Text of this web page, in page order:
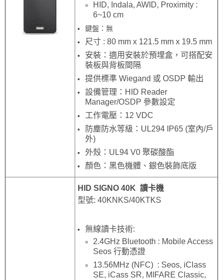
HID, Indala, AWID, Proximity :
6~10 cm
鍵盤：無
尺寸 : 80 mm x 121.5 mm x 19.5 mm
安裝：適用 安裝於預埋盒，可搭配安
裝板與背板間隔
提供標準 Wiegand 或 OSDP 輸出
設備管理：HID Reader
Manager/OSDP 參數設定
工作電壓：12 VDC
防塵防水等級：UL294 IP65 (室內/戶
外)
外殼：UL94 V0 聚碳酸酯
顏色：黑色機體、銀色裝飾底版
HID SIGNO 40K 讀卡機
型號: 40KNKS/40KTKS
無線讀卡技術:
2.4GHz Bluetooth : Mobile Access
Seos 行動憑證
13.56MHz (NFC) : Seos, iClass
SE, iCass SR, MIFARE Classic,